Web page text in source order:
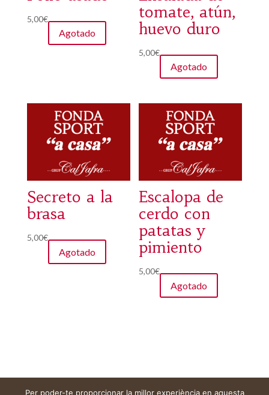
página
5,00€
Agotado
tomate, atún,
huevo duro
5,00€
Agotado
Secreto a la
brasa
5,00€
Agotado
Escalopa de
cerdo con
patatas y
pimiento
5,00€
Agotado
Per poder-te proporcionar la millor experiència en aquesta